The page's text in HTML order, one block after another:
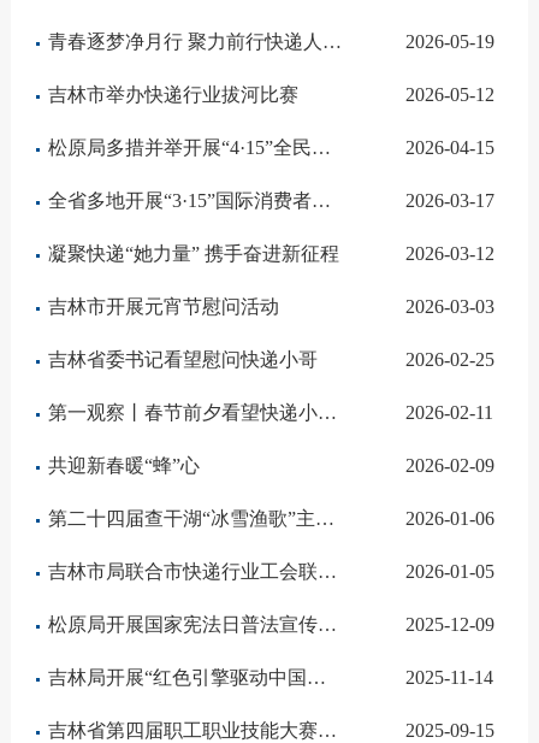
青春逐梦净月行 聚力前行快递人——长春市快递行业举办五四青年节团建活动 2026-05-19
吉林市举办快递行业拔河比赛 2026-05-12
松原局多措并举开展“4·15”全民国家安全教育日活动 2026-04-15
全省多地开展“3·15”国际消费者权益日活动 2026-03-17
凝聚快递“她力量” 携手奋进新征程 2026-03-12
吉林市开展元宵节慰问活动 2026-03-03
吉林省委书记看望慰问快递小哥 2026-02-25
第一观察丨春节前夕看望快递小哥，总书记情暖新就业群体 2026-02-11
共迎新春暖“蜂”心 2026-02-09
第二十四届查干湖“冰雪渔歌”主题邮局开业 2026-01-06
吉林市局联合市快递行业工会联合会开展慰问活动 2026-01-05
松原局开展国家宪法日普法宣传活动 2025-12-09
吉林局开展“红色引擎驱动中国速度 党建引领开启崭新征程”主题党日活动 2025-11-14
吉林省第四届职工职业技能大赛快递员赛项成功举办 2025-09-15